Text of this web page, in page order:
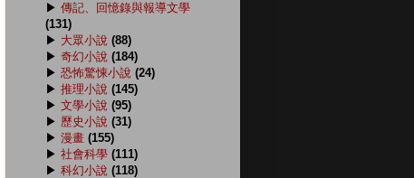
▶ 傳記、回憶錄與報導文學
(131)
▶ 大眾小說 (88)
▶ 奇幻小說 (184)
▶ 恐怖驚悚小說 (24)
▶ 推理小說 (145)
▶ 文學小說 (95)
▶ 歷史小說 (31)
▶ 漫畫 (155)
▶ 社會科學 (111)
▶ 科幻小說 (118)